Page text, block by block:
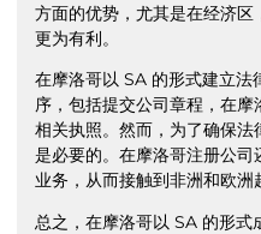
方面的优势，尤其是在经济
更为有利。
在摩洛哥以 SA 的形式建立法
序，包括提交公司章程，在
相关执照。然而，为了确保
是必要的。在摩洛哥注册公
业务，从而接触到非洲和欧洲
总之，在摩洛哥以 SA 的形式